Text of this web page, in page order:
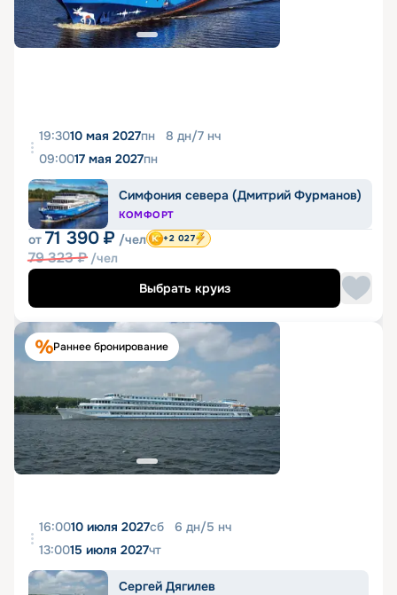
19:3010 мая 2027пн 8 дн/7 нч
09:0017 мая 2027пн
Симфония севера (Дмитрий Фурманов)
КОМФОРТ
от 71 390 ₽ /чел
79 323₽ /чел
+2 027
Выбрать круиз
Раннее бронирование
16:0010 июля 2027сб 6 дн/5 нч
13:0015 июля 2027чт
Сергей Дягилев